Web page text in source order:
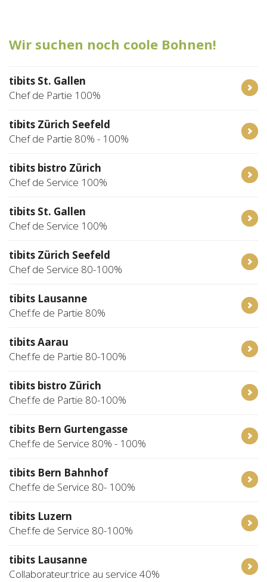
Login
Wir suchen noch coole Bohnen!
tibits St. Gallen
Chef de Partie 100%
tibits Zürich Seefeld
Chef de Partie 80% - 100%
tibits bistro Zürich
Chef de Service 100%
tibits St. Gallen
Chef de Service 100%
tibits Zürich Seefeld
Chef de Service 80-100%
tibits Lausanne
Chef:fe de Partie 80%
tibits Aarau
Chef:fe de Partie 80-100%
tibits bistro Zürich
Chef:fe de Partie 80-100%
tibits Bern Gurtengasse
Chef:fe de Service 80% - 100%
tibits Bern Bahnhof
Chef:fe de Service 80- 100%
tibits Luzern
Chef:fe de Service 80-100%
tibits Lausanne
Collaborateur:trice au service 40%